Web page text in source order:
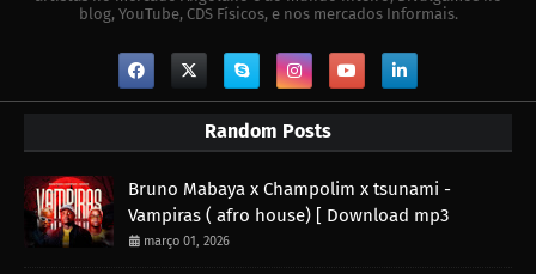
blog, YouTube, CDS Físicos, e nos mercados Informais.
Random Posts
Bruno Mabaya x Champolim x tsunami -
Vampiras ( afro house) [ Download mp3
março 01, 2026